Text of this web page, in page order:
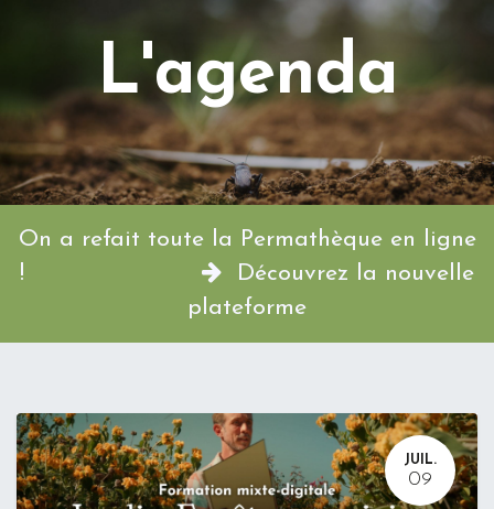
L'agenda
On a refait toute la Permathèque en ligne
!
Découvrez la nouvelle
plateforme
JUIL.
09